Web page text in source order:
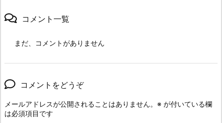
コメント一覧
まだ、コメントがありません
コメントをどうぞ
メールアドレスが公開されることはありません。 ※ が付いている欄
は必須項目です